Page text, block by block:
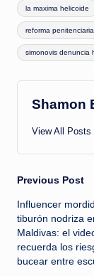
la maxima helicoide
reforma
simonovis denuncia
Shamon
View All Posts
Post
Previous Post
Influencer
tiburón nodriza
Maldivas: el
recuerda los
bucear entre